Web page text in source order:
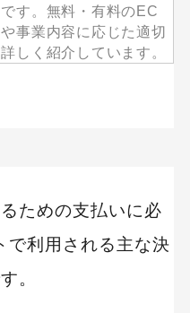
す。無料・有料のEC
事業内容に応じた適切
しく紹介しています。
ための支払いに必
で利用される主な決
。